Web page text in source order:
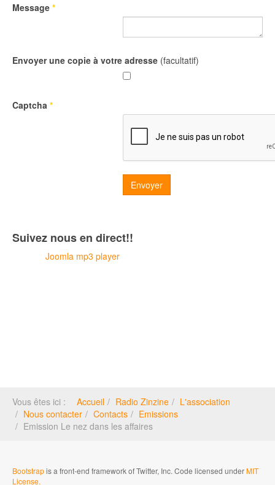
Message *
Envoyer une copie à votre adresse (facultatif)
Captcha *
Envoyer
Suivez nous en direct!!
Joomla mp3 player
Vous êtes ici : Accueil Radio Zinzine
L'association
Nous contacter
Contacts
Emissions
Emission Le nez dans les affaires
Bootstrapis a front-end framework of Twitter, Inc. Code licensed underMIT
License.